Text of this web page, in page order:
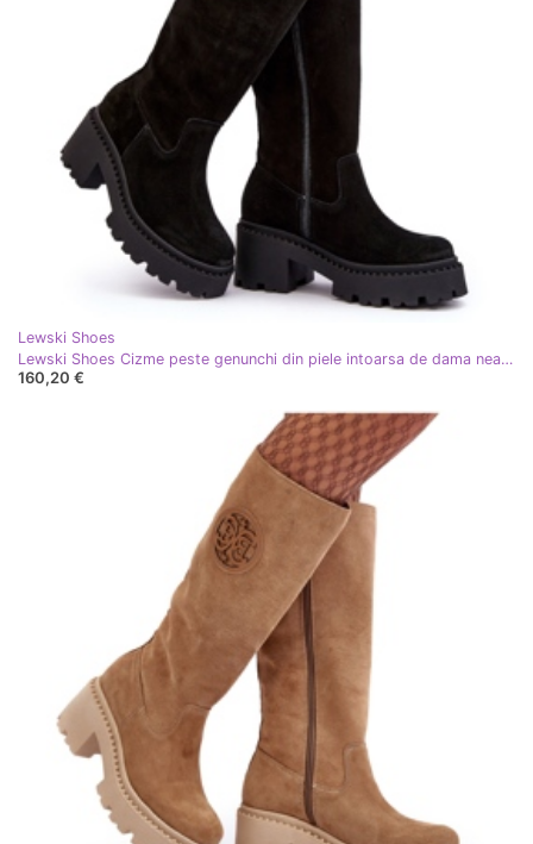
Lewski Shoes
Lewski Shoes Cizme peste genunchi din piele intoarsa de dama neagra Lewski 3367 negru
160,20 €